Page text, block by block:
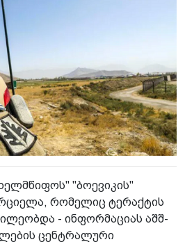
"ბოევიკის"
რომელიც ტერაქტის
- ინფორმაციას აშშ-
ცენტრალური